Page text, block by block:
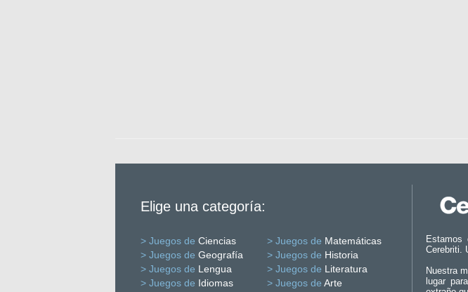
Elige una categoría:
> Juegos de Ciencias > Juegos de Matemáticas
> Juegos de Geografía > Juegos de Historia
> Juegos de Lengua > Juegos de Literatura
> Juegos de Idiomas > Juegos de Arte
Estamos
Cerebriti.
Nuestra
lugar